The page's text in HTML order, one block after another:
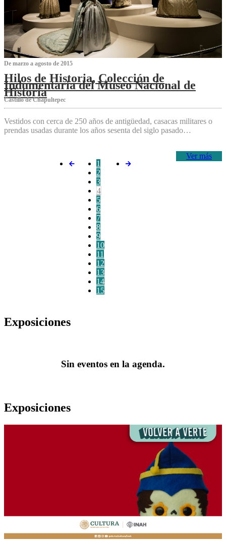
De marzo a agosto de 2015
Hilos de Historia, Colección de
Indumentaria del Museo Nacional de
Historia
Castillo de Chapultepec
Vestidos con cerca de 250 años de antigüedad, casacas militares o
prendas usadas durante los años sesenta del siglo pasado…
Ver más
1
2
3
4
5
6
7
8
9
10
11
12
13
14
15
Exposiciones
Sin eventos en la agenda.
Exposiciones